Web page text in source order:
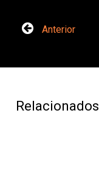
Anterior
Relacionados